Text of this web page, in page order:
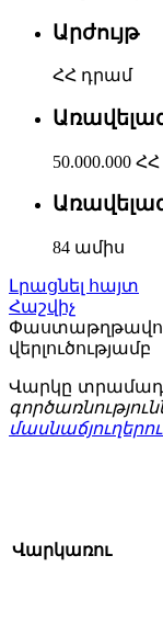
Արժույթ
ՀՀ դրամ
50.000.000
84 ամիս
Լրացնել հայտ
Հաշվիչ
վերլուծությամբ
Վարկը
Վարկառու